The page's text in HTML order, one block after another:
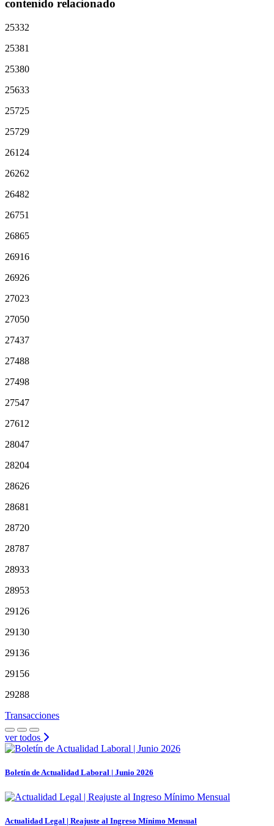
contenido relacionado
25332
25381
25380
25633
25725
25729
26124
26262
26482
26751
26865
26916
26926
27023
27050
27437
27488
27498
27547
27612
28047
28204
28626
28681
28720
28787
28933
28953
29126
29130
29136
29156
29288
Transacciones
ver todos
Boletín de Actualidad Laboral | Junio 2026
Actualidad Legal | Reajuste al Ingreso Mínimo Mensual